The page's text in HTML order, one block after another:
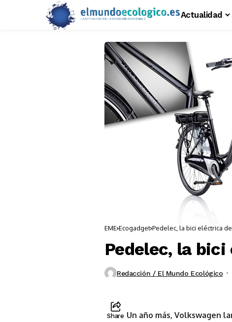
Actualidad
EME Ecogadget Pedelec, la bici eléctrica
Pedelec, la
Redacción / El Mundo Ecológico
Share Un año más, Volkswagen